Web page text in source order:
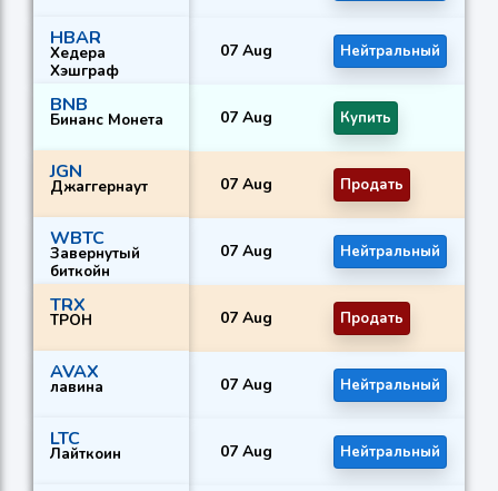
HBAR
Хедера
Хэшграф
07 Aug Нейтральный
BNB
Бинанс Монета 07 Aug Купить
JGN
Джаггернаут 07 Aug Продать
WBTC
Завернутый
биткойн
07 Aug Нейтральный
TRX
ТРОН 07 Aug Продать
AVAX
лавина 07 Aug Нейтральный
LTC
Лайткоин 07 Aug Нейтральный